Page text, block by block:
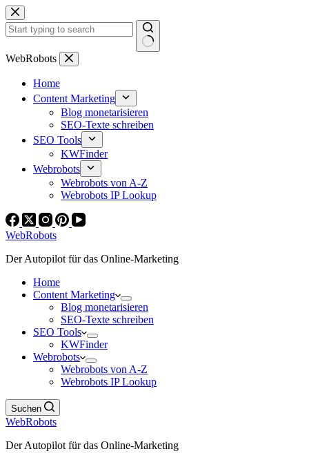
Zum
Inhalt
springen
Keine
WebRobots
Home
Content Marketing
Blog monetarisieren
SEO-Texte schreiben
SEO Tools
KWFinder
Webrobots
Webrobots von A-Z
Webrobots IP Lookup
WebRobots
Der Autopilot für das Online-Marketing
Home
Content Marketing
Blog monetarisieren
SEO-Texte schreiben
SEO Tools
KWFinder
Webrobots
Webrobots von A-Z
Webrobots IP Lookup
Suchen
WebRobots
Der Autopilot für das Online-Marketing